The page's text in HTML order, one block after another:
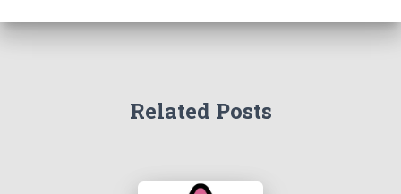
Related Posts